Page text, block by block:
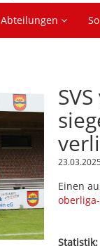
Abteilungen
Einen
Statistik: